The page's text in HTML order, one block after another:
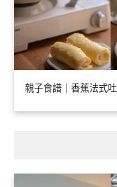
親子食譜｜香蕉法式